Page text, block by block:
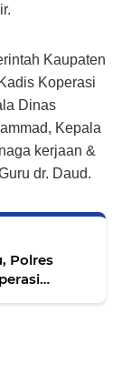
Kaupaten
Koperasi
Dinas
Kepala
kerjaan &
dr. Daud.
Polres